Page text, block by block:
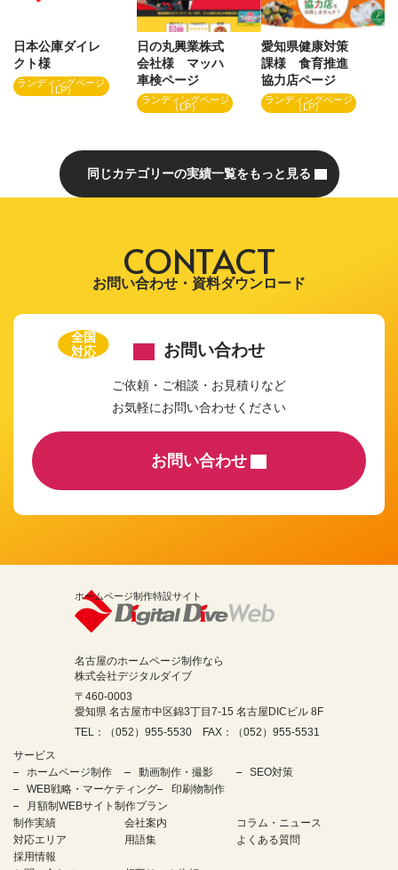
日本公庫ダイレ
クト様
ランディングページ
（LP）
日の丸興業株式
会社様 マッハ
車検ページ
ランディングページ
（LP）
愛知県健康対策
課様 食育推進
協力店ページ
ランディングページ
（LP）
同じカテゴリーの実績一覧をもっと見る
CONTACT
お問い合わせ・資料ダウンロード
全国
対応
お問い合わせ
ご依頼・ご相談・お見積りなど
お気軽にお問い合わせください
お問い合わせ
ホームページ制作特設サイト
名古屋のホームページ制作なら
株式会社デジタルダイブ
〒460-0003
愛知県 名古屋市中区錦3丁目7-15 名古屋DICビル 8F
TEL：（052）955-5530 FAX：（052）955-5531
サービス
ホームページ制作
動画制作・撮影
SEO対策
WEB戦略・マーケティング
印刷物制作
月額制WEBサイト制作プラン
制作実績
会社案内
コラム・ニュース
対応エリア
用語集
よくある質問
採用情報